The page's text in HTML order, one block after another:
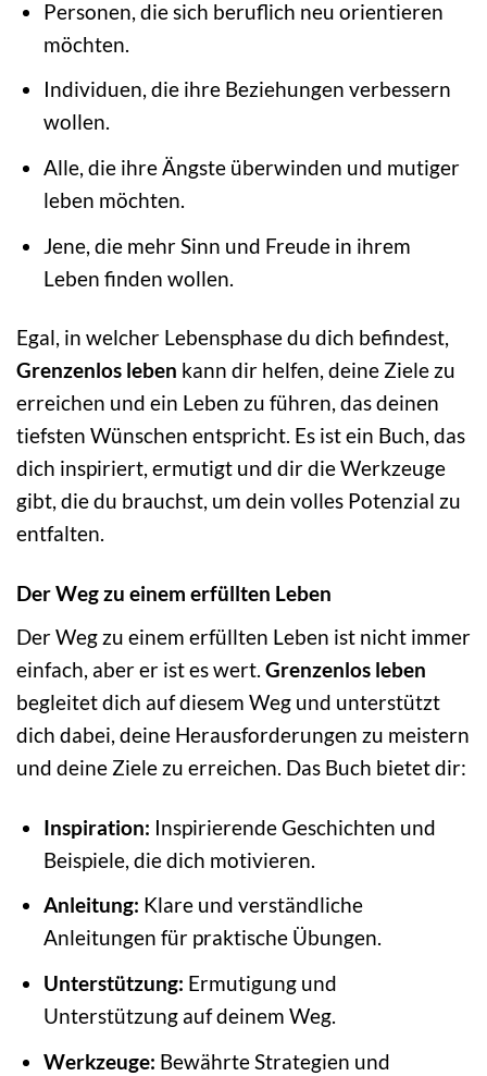
Personen, die sich beruflich neu orientieren
möchten.
Individuen, die ihre Beziehungen verbessern
wollen.
Alle, die ihre Ängste überwinden und mutiger
leben möchten.
Jene, die mehr Sinn und Freude in ihrem
Leben finden wollen.
Egal, in welcher Lebensphase du dich befindest,
Grenzenlos leben kann dir helfen, deine Ziele zu
erreichen und ein Leben zu führen, das deinen
tiefsten Wünschen entspricht. Es ist ein Buch, das
dich inspiriert, ermutigt und dir die Werkzeuge
gibt, die du brauchst, um dein volles Potenzial zu
entfalten.
Der Weg zu einem erfüllten Leben
Der Weg zu einem erfüllten Leben ist nicht immer
einfach, aber er ist es wert. Grenzenlos leben
begleitet dich auf diesem Weg und unterstützt
dich dabei, deine Herausforderungen zu meistern
und deine Ziele zu erreichen. Das Buch bietet dir:
Inspiration: Inspirierende Geschichten und
Beispiele, die dich motivieren.
Anleitung: Klare und verständliche
Anleitungen für praktische Übungen.
Unterstützung: Ermutigung und
Unterstützung auf deinem Weg.
Werkzeuge: Bewährte Strategien und